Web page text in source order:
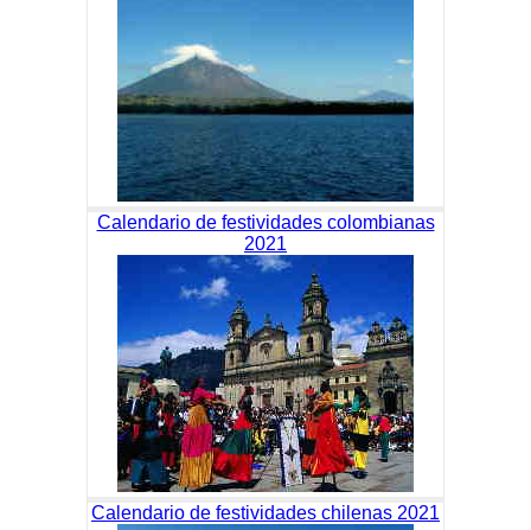
Calendario de festividades colombianas
2021
Calendario de festividades chilenas 2021